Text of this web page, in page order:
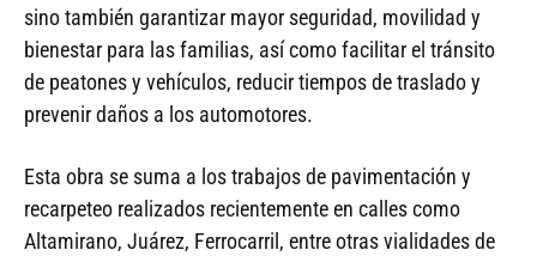
sino también garantizar mayor seguridad, movilidad y
bienestar para las familias, así como facilitar el tránsito
de peatones y vehículos, reducir tiempos de traslado y
prevenir daños a los automotores.
Esta obra se suma a los trabajos de pavimentación y
recarpeteo realizados recientemente en calles como
Altamirano, Juárez, Ferrocarril, entre otras vialidades de